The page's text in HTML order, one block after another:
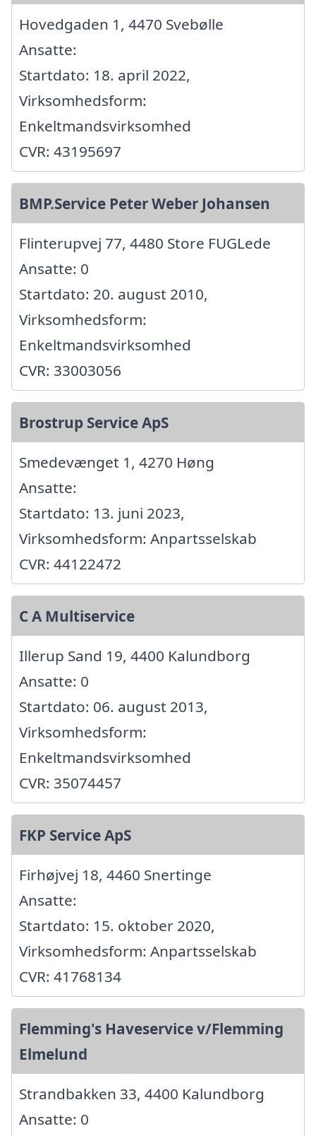
Hovedgaden 1, 4470 Svebølle
Ansatte:
Startdato: 18. april 2022,
Virksomhedsform:
Enkeltmandsvirksomhed
CVR: 43195697
BMP.Service Peter Weber Johansen
Flinterupvej 77, 4480 Store FUGLede
Ansatte: 0
Startdato: 20. august 2010,
Virksomhedsform:
Enkeltmandsvirksomhed
CVR: 33003056
Brostrup Service ApS
Smedevænget 1, 4270 Høng
Ansatte:
Startdato: 13. juni 2023,
Virksomhedsform: Anpartsselskab
CVR: 44122472
C A Multiservice
Illerup Sand 19, 4400 Kalundborg
Ansatte: 0
Startdato: 06. august 2013,
Virksomhedsform:
Enkeltmandsvirksomhed
CVR: 35074457
FKP Service ApS
Firhøjvej 18, 4460 Snertinge
Ansatte:
Startdato: 15. oktober 2020,
Virksomhedsform: Anpartsselskab
CVR: 41768134
Flemming's Haveservice v/Flemming
Elmelund
Strandbakken 33, 4400 Kalundborg
Ansatte: 0